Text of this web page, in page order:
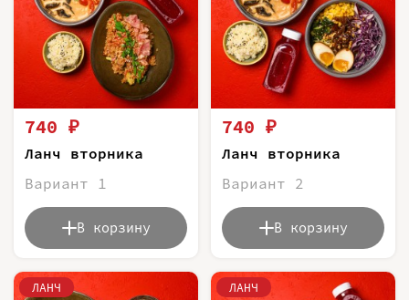
740 ₽
Ланч вторника
Вариант 1
В корзину
740 ₽
Ланч вторника
Вариант 2
В корзину
ЛАНЧ ЛАНЧ